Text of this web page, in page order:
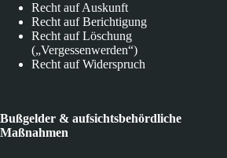
Recht auf Auskunft
Recht auf Berichtigung
Recht auf Löschung
(„Vergessenwerden“)
Recht auf Widerspruch
Bußgelder & aufsichtsbehördliche
Maßnahmen